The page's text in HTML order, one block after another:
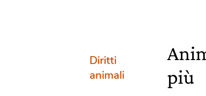
Diritti
animali
più